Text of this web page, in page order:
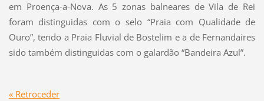
em Proença-a-Nova. As 5 zonas balneares de Vila de Rei
foram distinguidas com o selo “Praia com Qualidade de
Ouro”, tendo a Praia Fluvial de Bostelim e a de Fernandaires
sido também distinguidas com o galardão “Bandeira Azul”.
« Retroceder